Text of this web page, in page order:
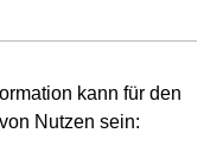
kann für den
Nutzen sein: